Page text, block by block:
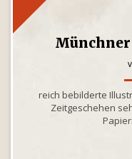
reich bebilderte
Zeitgeschehen